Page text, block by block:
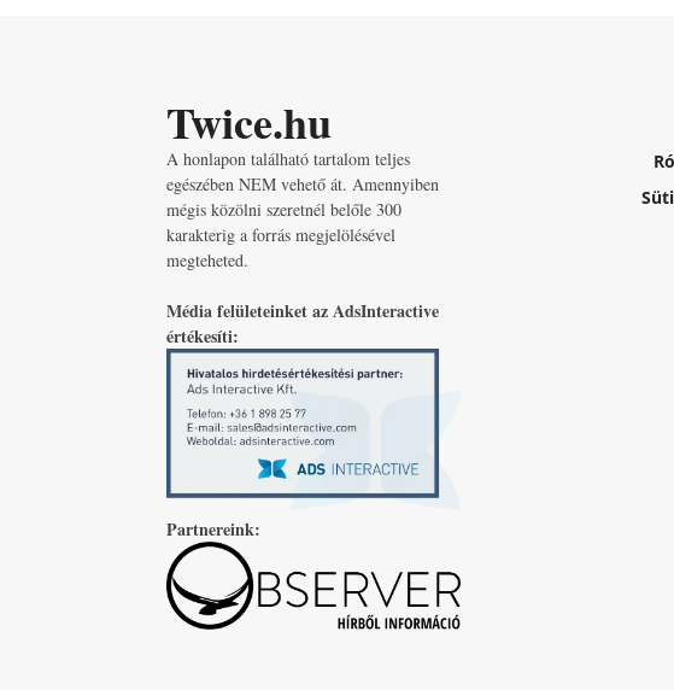
Twice.hu
A honlapon található tartalom teljes
egészében NEM vehető át. Amennyiben
mégis közölni szeretnél belőle 300
karakterig a forrás megjelölésével
megteheted.
Média felületeinket az AdsInteractive
értékesíti:
Partnereink: